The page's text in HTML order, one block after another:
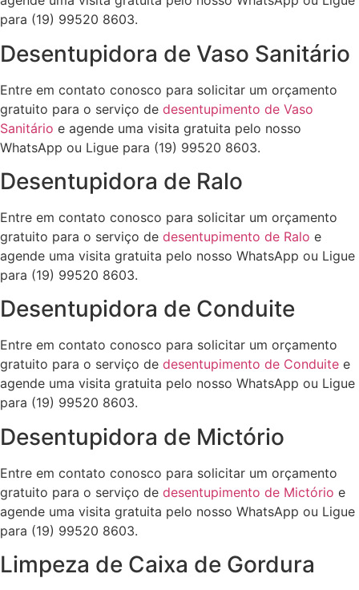
para (19) 99520 8603.
Desentupidora de Vaso Sanitário
Entre em contato conosco para solicitar um orçamento
gratuito para o serviço de desentupimento de Vaso
Sanitário e agende uma visita gratuita pelo nosso
WhatsApp ou Ligue para (19) 99520 8603.
Desentupidora de Ralo
Entre em contato conosco para solicitar um orçamento
gratuito para o serviço de desentupimento de Ralo e
agende uma visita gratuita pelo nosso WhatsApp ou Ligue
para (19) 99520 8603.
Desentupidora de Conduite
Entre em contato conosco para solicitar um orçamento
gratuito para o serviço de desentupimento de Conduite e
agende uma visita gratuita pelo nosso WhatsApp ou Ligue
para (19) 99520 8603.
Desentupidora de Mictório
Entre em contato conosco para solicitar um orçamento
gratuito para o serviço de desentupimento de Mictório e
agende uma visita gratuita pelo nosso WhatsApp ou Ligue
para (19) 99520 8603.
Limpeza de Caixa de Gordura